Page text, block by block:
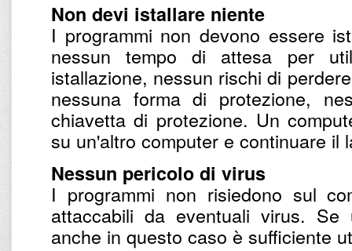
Non devi istallare niente
I programmi non devono essere
nessun tempo di attesa per
istallazione, nessun rischi di
nessuna forma di protezione,
chiavetta di protezione. Un
su un'altro computer e continuare il
Nessun pericolo di virus
I programmi non risiedono sul
attaccabili da eventuali virus.
anche in questo caso è sufficiente